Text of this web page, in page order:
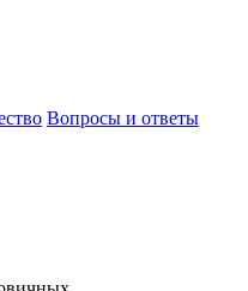
Вопросы и ответы